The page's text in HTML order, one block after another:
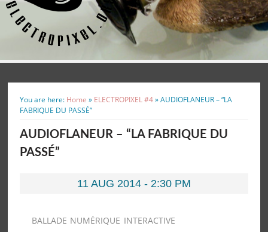
You are here: Home » ELECTROPIXEL #4»AUDIOFLANEUR – “LA
FABRIQUE DU PASSÉ”
AUDIOFLANEUR – “LA FABRIQUE DU
PASSÉ”
11 AUG 2014 - 2:30 PM
BALLADE NUMÉRIQUE INTERACTIVE